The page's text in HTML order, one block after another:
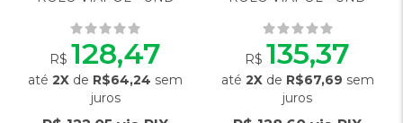
R$ 128,47
até2X de R$64,24 sem
juros
R$ 135,37
até 2Xde R$67,69 sem
juros